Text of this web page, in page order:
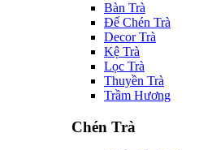
Bàn Trà
Đế Chén Trà
Decor Trà
Kệ Trà
Lọc Trà
Thuyền Trà
Trầm Hương
Chén Trà